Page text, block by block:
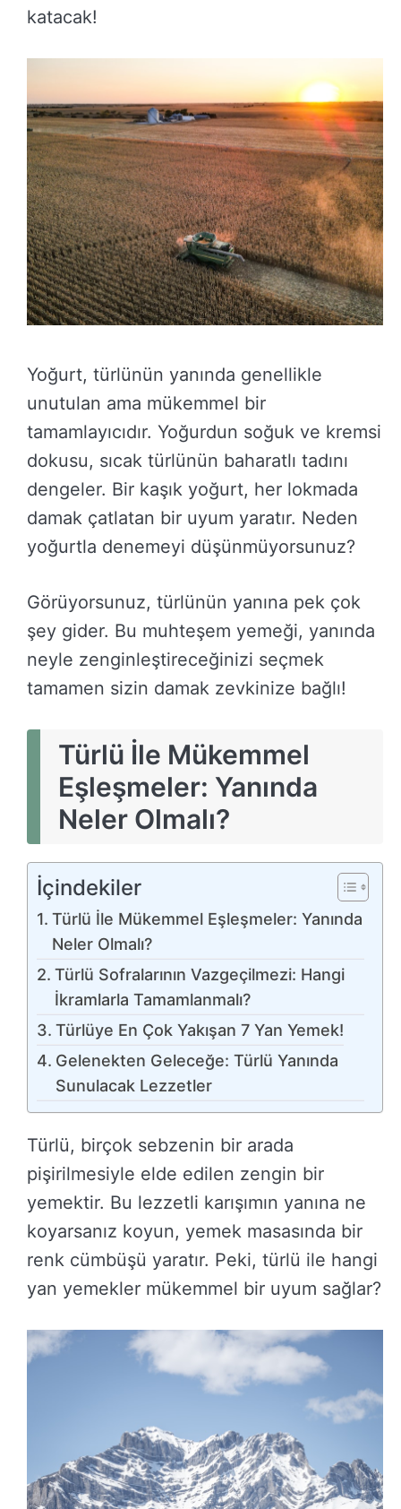
katacak!
Yoğurt, türlünün yanında genellikle
unutulan ama mükemmel bir
tamamlayıcıdır. Yoğurdun soğuk ve kremsi
dokusu, sıcak türlünün baharatlı tadını
dengeler. Bir kaşık yoğurt, her lokmada
damak çatlatan bir uyum yaratır. Neden
yoğurtla denemeyi düşünmüyorsunuz?
Görüyorsunuz, türlünün yanına pek çok
şey gider. Bu muhteşem yemeği, yanında
neyle zenginleştireceğinizi seçmek
tamamen sizin damak zevkinize bağlı!
Türlü İle Mükemmel
Eşleşmeler: Yanında
Neler Olmalı?
İçindekiler
Türlü İle Mükemmel Eşleşmeler: Yanında
Neler Olmalı?
Türlü Sofralarının Vazgeçilmezi: Hangi
İkramlarla Tamamlanmalı?
Türlüye En Çok Yakışan 7 Yan Yemek!
Gelenekten Geleceğe: Türlü Yanında
Sunulacak Lezzetler
Türlü, birçok sebzenin bir arada
pişirilmesiyle elde edilen zengin bir
yemektir. Bu lezzetli karışımın yanına ne
koyarsanız koyun, yemek masasında bir
renk cümbüşü yaratır. Peki, türlü ile hangi
yan yemekler mükemmel bir uyum sağlar?